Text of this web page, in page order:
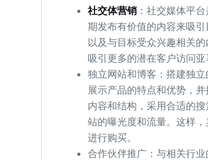
社交体营销：社交媒体平
期发布有价值的内容来吸
以及与目标受众兴趣相关
吸引更多的潜在客户访问亚
独立网站和博客：搭建独
展示产品的特点和优势，
内容和结构，采用合适的
站的曝光度和流量。这样
进行购买。
合作伙伴推广：与相关行